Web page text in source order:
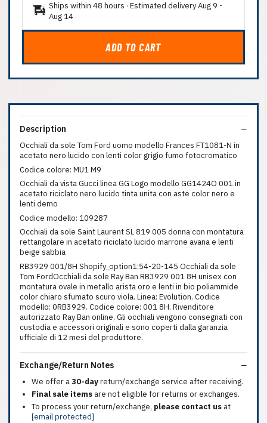
Ships within 48 hours · Estimated deliveryAug 9 -
Aug 14
ADD TO CART
Description
Occhiali da sole Tom Ford uomo modello Frances FT1081-N in
acetato nero lucido con lenti color grigio fumo fotocromatico
Codice colore: MU1 M9
Occhiali da vista Gucci linea GG Logo modello GG1424O 001 in
acetato riciclato nero lucido tinta unita con aste color nero e
lenti demo
Codice modello: 109287
Occhiali da sole Saint Laurent SL 819 005 donna con montatura
rettangolare in acetato riciclato lucido marrone avana e lenti
beige sabbia
RB3929 001/8H Shopify_option1:54-20-145 Occhiali da sole
Tom FordOcchiali da sole Ray Ban RB3929 001 8H unisex con
montatura ovale in metallo arista oro e lenti in bio poliammide
color chiaro sfumato scuro viola. Linea: Evolution. Codice
modello: 0RB3929. Codice colore: 001 8H. Rivenditore
autorizzato Ray Ban online. Gli occhiali vengono consegnati con
custodia e accessori originali e sono coperti dalla garanzia
ufficiale di 12 mesi del produttore.
Exchange/Return Notes
We offer a30-dayreturn/exchange service after receiving.
Final sale items are not eligible for returns or exchanges.
To process your return/exchange, please contact us at
[email protected]